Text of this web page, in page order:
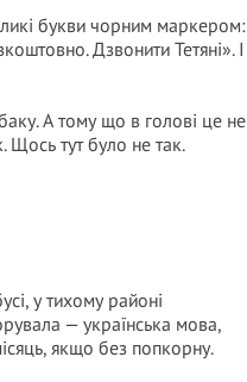
букви чорним маркером:
Дзвонити Тетяні». І
А тому що в голові це не
Щось тут було не так.
у тихому районі
— українська мова,
якщо без попкорну.